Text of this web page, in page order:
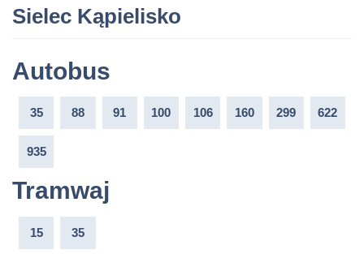
Sielec Kąpielisko
Autobus
35 88 91 100 106 160 299 622
935
Tramwaj
15 35